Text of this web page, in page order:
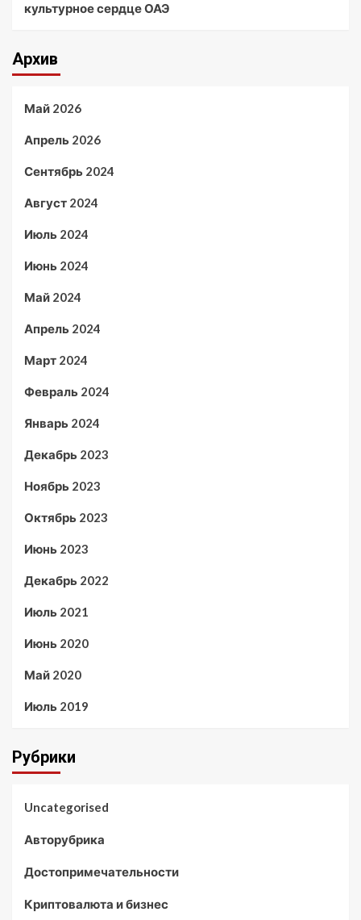
культурное сердце ОАЭ
Архив
Май 2026
Апрель 2026
Сентябрь 2024
Август 2024
Июль 2024
Июнь 2024
Май 2024
Апрель 2024
Март 2024
Февраль 2024
Январь 2024
Декабрь 2023
Ноябрь 2023
Октябрь 2023
Июнь 2023
Декабрь 2022
Июль 2021
Июнь 2020
Май 2020
Июль 2019
Рубрики
Uncategorised
Авторубрика
Достопримечательности
Криптовалюта и бизнес